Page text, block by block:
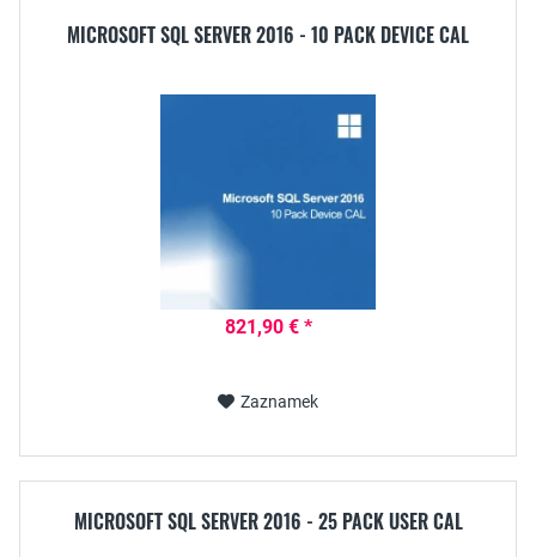
MICROSOFT SQL SERVER 2016 - 10 PACK DEVICE CAL
821,90 € *
Zaznamek
MICROSOFT SQL SERVER 2016 - 25 PACK USER CAL